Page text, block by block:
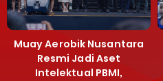
Muay Aerobik Nusantara
Resmi Jadi Aset
Intelektual PBMI,